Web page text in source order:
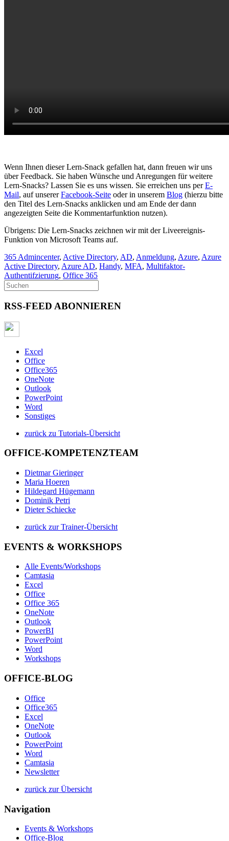
Wenn Ihnen dieser Lern-Snack gefallen hat, dann freuen wir uns
über Feedback. Sie haben Wünsche und Anregungen für weitere
Lern-Snacks? Lassen Sie es uns wissen. Sie erreichen uns perE-
Mail, auf unsererFacebook-Seite oder in unserem Blog (hierzu bitte
den Titel des Lern-Snacks anklicken und am Ende der dann
angezeigten Seite die Kommentarfunktion nutzen).
Übrigens: Die Lern-Snacks zeichnen wir mit der Liveereignis-
Funktion von Microsoft Teams auf.
365 Admincenter, Active Directory, AD, Anmeldung, Azure, Azure
Active Directory, Azure AD, Handy, MFA, Multifaktor-
Authentifzierung, Office 365
RSS-FEED ABONNIEREN
Excel
Office
Office365
OneNote
Outlook
PowerPoint
Word
Sonstiges
zurück zu Tutorials-Übersicht
OFFICE-KOMPETENZTEAM
Dietmar Gieringer
Maria Hoeren
Hildegard Hügemann
Dominik Petri
Dieter Schiecke
zurück zur Trainer-Übersicht
EVENTS & WORKSHOPS
Alle Events/Workshops
Camtasia
Excel
Office
Office 365
OneNote
Outlook
PowerBI
PowerPoint
Word
Workshops
OFFICE-BLOG
Office
Office365
Excel
OneNote
Outlook
PowerPoint
Word
Camtasia
Newsletter
zurück zur Übersicht
Navigation
Events & Workshops
Office-Blog